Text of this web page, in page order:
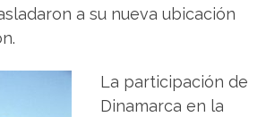
a su nueva ubicación
La participación de
Dinamarca en la